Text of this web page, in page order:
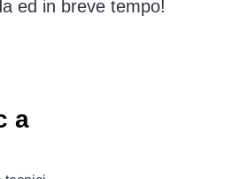
ed in breve tempo!
a